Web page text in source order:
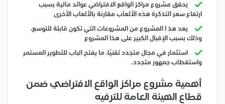
يحقق مشروع مراكز الواقع الافتراضي عوائد مالية بسبب
ارتفاع سعر التذكرة هذه الألعاب مقارنة بالألعاب الأخرى
يعد هذ ا المشروع من المشروعات التي تكون قابلة للتوسع،
وذلك بسبب الإقبال الكبير على هذا المشروع
استثمار في مجال متجدد تقنيًا، ما يفتح الباب للتطوير المستمر
واستقطاب جمهور متجدد.
أهمية مشروع مراكز الواقع الافتراضي ضمن
قطاع الهيئة العامة للترفيه